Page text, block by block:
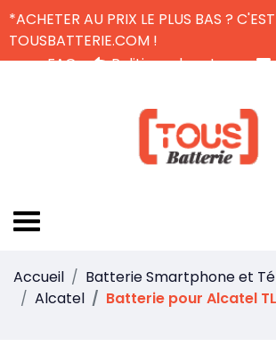
*ACHETER AU PRIX LE PLUS BAS ?
TOUSBATTERIE.COM !
FAQ
Politique de retour
Accueil
Batterie Smartphone et
Alcatel
Batterie pour Alcatel